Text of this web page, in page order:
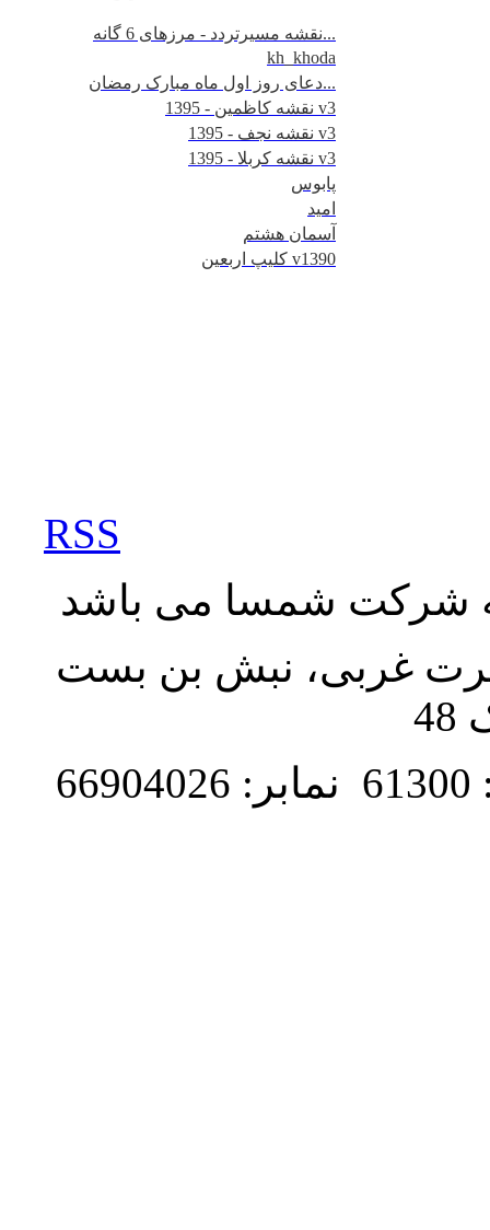
نقشه مسیرتردد - مرزهای 6 گانه...
kh_khoda
دعای روز اول ماه مبارک رمضان...
نقشه کاظمین - 1395 v3
نقشه نجف - 1395 v3
نقشه کربلا - 1395 v3
پابوس
امید
آسمان هشتم
کلیپ اربعین v1390
RSS
شرکت شمسا می باشد
غربی، نبش بن بست